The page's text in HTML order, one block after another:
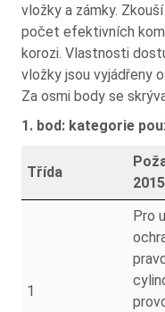
vložky a zámky.
počet efektivních
korozi. Vlastnosti
vložky jsou vyjádřeny
Za osmi body se
1. bod: kategorie
Třída
2015
1
Pro